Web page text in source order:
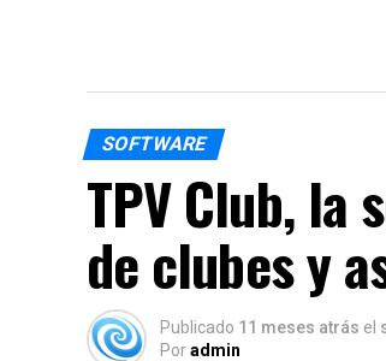
SOFTWARE
TPV Club, la
de clubes y
Publicado 11 meses atrás el
Poradmin